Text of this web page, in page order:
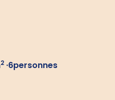
2·6personnes